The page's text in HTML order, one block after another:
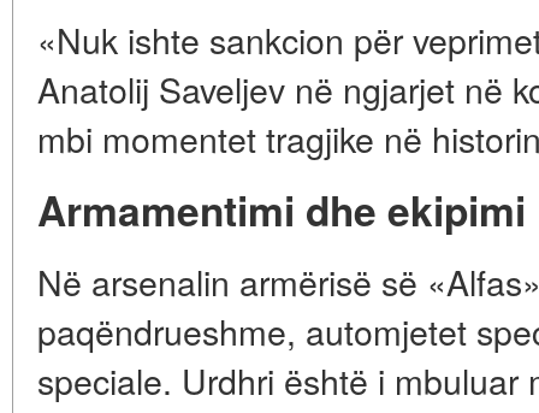
«Nuk ishte sankcion për
Anatolij Saveljev në ngjarjet në
mbi momentet tragjike në
Armamentimi dhe ekipimi
Në arsenalin armërisë së
paqëndrueshme, automjetet
speciale. Urdhri është i mbuluar